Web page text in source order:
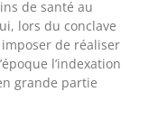
de santé au
lors du conclave
imposer de réaliser
l’indexation
grande partie